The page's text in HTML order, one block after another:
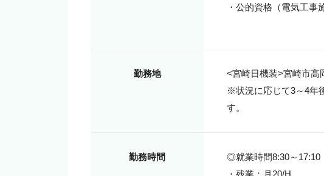
・公的資格（電気工
勤務地
<宮崎日機装>宮崎市高
※状況に応じて3～4年
す。
勤務時間
◎就業時間8:30～17:10
・残業：月20/H